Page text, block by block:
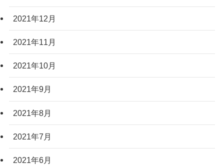
2021年12月
2021年11月
2021年10月
2021年9月
2021年8月
2021年7月
2021年6月